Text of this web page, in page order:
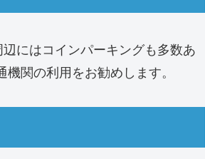
にはコインパーキングも多数あ
関の利用をお勧めします。